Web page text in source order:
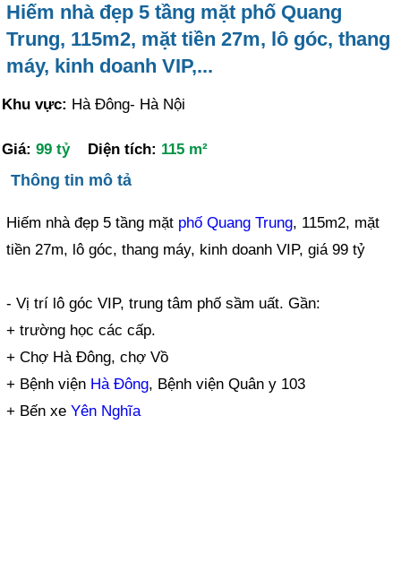
Hiếm nhà đẹp 5 tầng mặt phố Quang
Trung, 115m2, mặt tiền 27m, lô góc, thang
máy, kinh doanh VIP,...
Khu vực: Hà Đông- Hà Nội
Giá:99 tỷ Diện tích: 115 m²
Thông tin mô tả
Hiếm nhà đẹp 5 tầng mặt phố Quang Trung, 115m2, mặt
tiền 27m, lô góc, thang máy, kinh doanh VIP, giá 99 tỷ
- Vị trí lô góc VIP, trung tâm phố sầm uất. Gần:
+ trường học các cấp.
+ Chợ Hà Đông, chợ Vồ
+ Bệnh viện Hà Đông, Bệnh viện Quân y 103
+ Bến xeYên Nghĩa